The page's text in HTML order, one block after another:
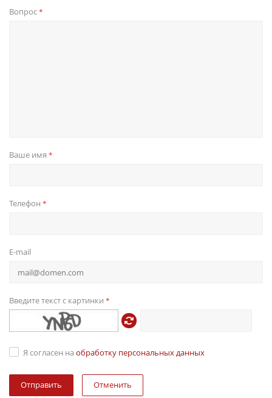
Вопрос*
Ваше имя *
Телефон *
E-mail
Введите текст с картинки *
Я согласен на обработку персональных данных
Отменить